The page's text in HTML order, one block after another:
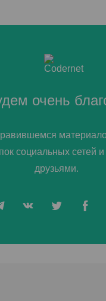
очень
социальных сетей
друзьями.